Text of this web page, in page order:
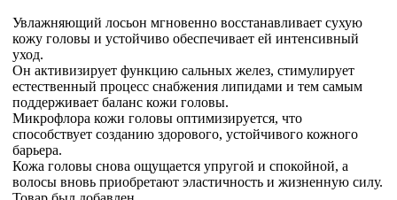
Увлажняющий лосьон мгновенно восстанавливает сухую
кожу головы и устойчиво обеспечивает ей интенсивный
уход.
Он активизирует функцию сальных желез, стимулирует
естественный процесс снабжения липидами и тем самым
поддерживает баланс кожи головы.
Микрофлора кожи головы оптимизируется, что
способствует созданию здорового, устойчивого кожного
барьера.
Кожа головы снова ощущается упругой и спокойной, а
волосы вновь приобретают эластичность и жизненную силу.